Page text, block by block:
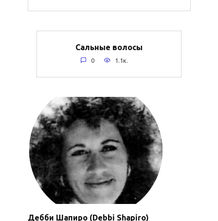
Сальные волосы
0 1.1к.
Дебби Шапиро (Debbi Shapiro)